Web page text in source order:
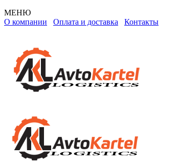
МЕНЮ
О компании
Оплата и доставка Контакты